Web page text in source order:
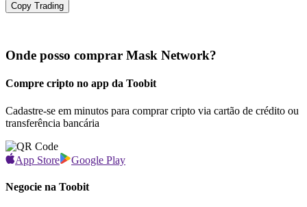
Copy Trading
Onde posso comprar Mask Network?
Compre cripto no app da Toobit
Cadastre-se em minutos para comprar cripto via cartão de crédito ou
transferência bancária
App Store Google Play
Negocie na Toobit